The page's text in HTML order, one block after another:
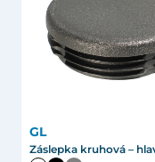
GL
Záslepka kruhová –